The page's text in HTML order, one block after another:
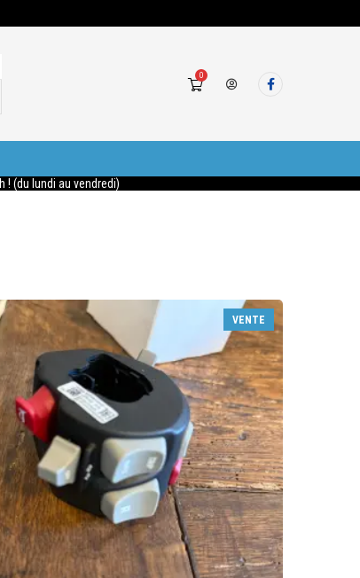
0
(du lundi au vendredi)
VENTE